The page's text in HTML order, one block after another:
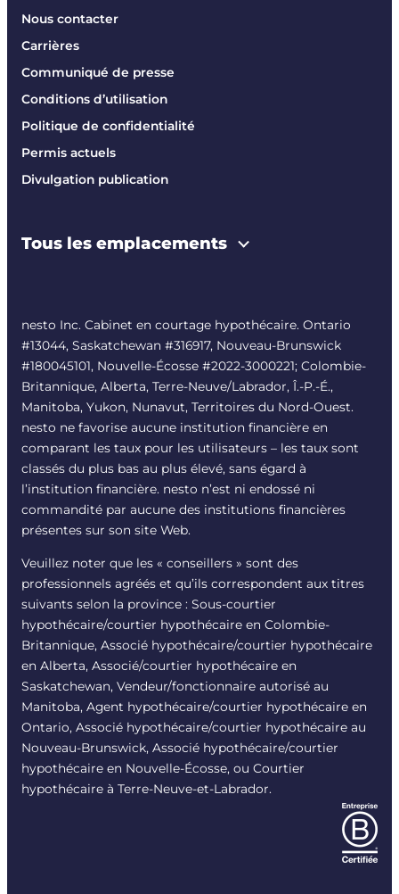
Nous contacter
Carrières
Communiqué de presse
Conditions d’utilisation
Politique de confidentialité
Permis actuels
Divulgation publication
Tous les emplacements
nesto Inc. Cabinet en courtage hypothécaire. Ontario
#13044, Saskatchewan #316917, Nouveau-Brunswick
#180045101, Nouvelle-Écosse #2022-3000221; Colombie-
Britannique, Alberta, Terre-Neuve/Labrador, Î.-P.-É.,
Manitoba, Yukon, Nunavut, Territoires du Nord-Ouest.
nesto ne favorise aucune institution financière en
comparant les taux pour les utilisateurs – les taux sont
classés du plus bas au plus élevé, sans égard à
l’institution financière. nesto n’est ni endossé ni
commandité par aucune des institutions financières
présentes sur son site Web.
Veuillez noter que les « conseillers » sont des
professionnels agréés et qu’ils correspondent aux titres
suivants selon la province : Sous-courtier
hypothécaire/courtier hypothécaire en Colombie-
Britannique, Associé hypothécaire/courtier hypothécaire
en Alberta, Associé/courtier hypothécaire en
Saskatchewan, Vendeur/fonctionnaire autorisé au
Manitoba, Agent hypothécaire/courtier hypothécaire en
Ontario, Associé hypothécaire/courtier hypothécaire au
Nouveau-Brunswick, Associé hypothécaire/courtier
hypothécaire en Nouvelle-Écosse, ou Courtier
hypothécaire à Terre-Neuve-et-Labrador.